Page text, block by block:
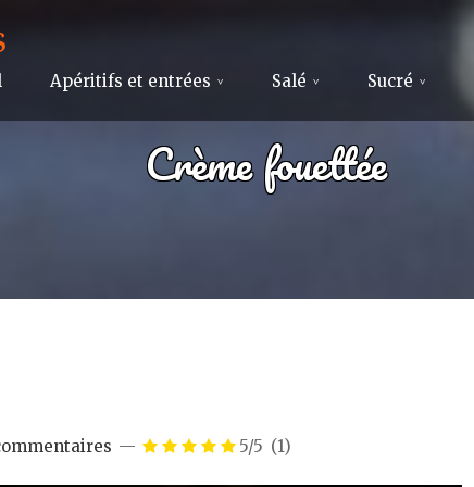
Apéritifs et entrées Salé Sucré
Crème fouettée
5/5 (1)